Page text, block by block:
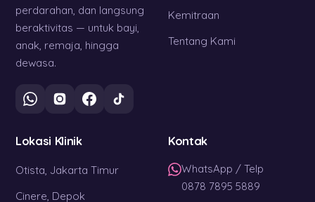
perdarahan, dan langsung
beraktivitas — untuk bayi,
anak, remaja, hingga
dewasa.
Kemitraan
Tentang Kami
Lokasi Klinik
Otista, Jakarta Timur
Cinere, Depok
Kontak
WhatsApp / Telp
0878 7895 5889